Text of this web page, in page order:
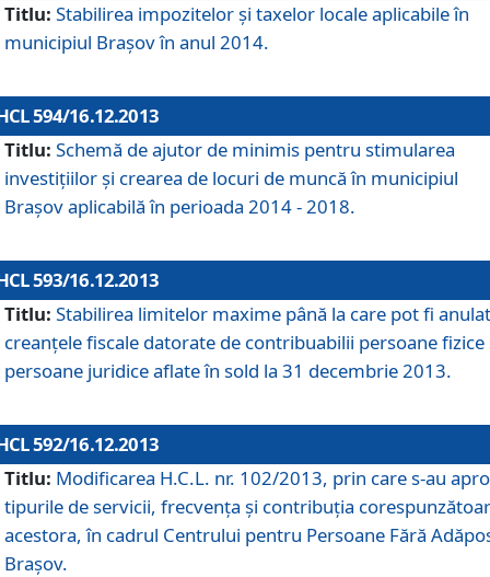
Titlu: Stabilirea impozitelor şi taxelor locale aplicabile în
municipiul Braşov în anul 2014.
594/16.12.2013
Titlu: Schemă de ajutor de minimis pentru stimularea
investiţiilor şi crearea de locuri de muncă în municipiul
Braşov aplicabilă în perioada 2014 - 2018.
593/16.12.2013
Titlu: Stabilirea limitelor maxime până la care pot fi
creanţele fiscale datorate de contribuabilii persoane fizice
persoane juridice aflate în sold la 31 decembrie 2013.
592/16.12.2013
Titlu: Modificarea H.C.L. nr. 102/2013, prin care s-au
tipurile de servicii, frecvenţa şi contribuţia
acestora, în cadrul Centrului pentru Persoane Fără
Braşov.